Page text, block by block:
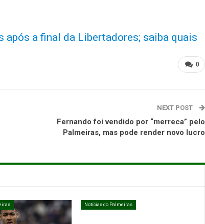
a final da Libertadores; saiba quais
0
NEXT POST
Fernando foi vendido por “merreca” pelo
Palmeiras, mas pode render novo lucro
Notícias do Palmeiras